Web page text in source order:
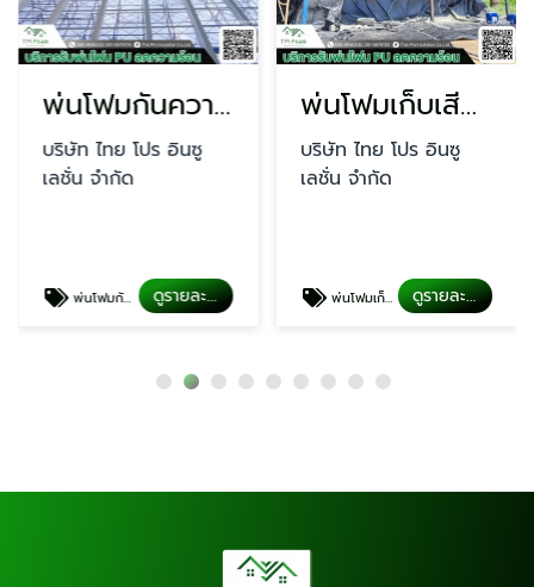
พ่นโฟมกันความร้อน นนทบุรี
บริษัท ไทย โปร อินซู
เลชั่น จำกัด
พ่นโฟมกันความร้อน นนทบุรี ดูรายละเอียด
พ่นโฟมเก็บเสียงผับบาร์
บริษัท ไทย โปร อินซู
เลชั่น จำกัด
พ่นโฟมเก็บเสียงผับบาร์ ดูรายละเอียด